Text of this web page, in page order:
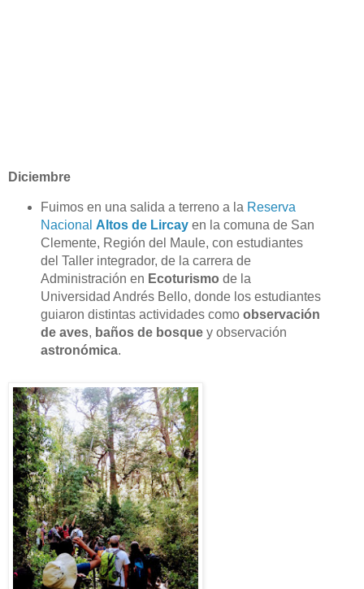
Diciembre
Fuimos en una salida a terreno a la Reserva
Nacional Altos de Lircay en la comuna de San
Clemente, Región del Maule, con estudiantes
del Taller integrador, de la carrera de
Administración en Ecoturismo de la
Universidad Andrés Bello, donde los estudiantes
guiaron distintas actividades como observación
de aves, baños de bosquey observación
astronómica.